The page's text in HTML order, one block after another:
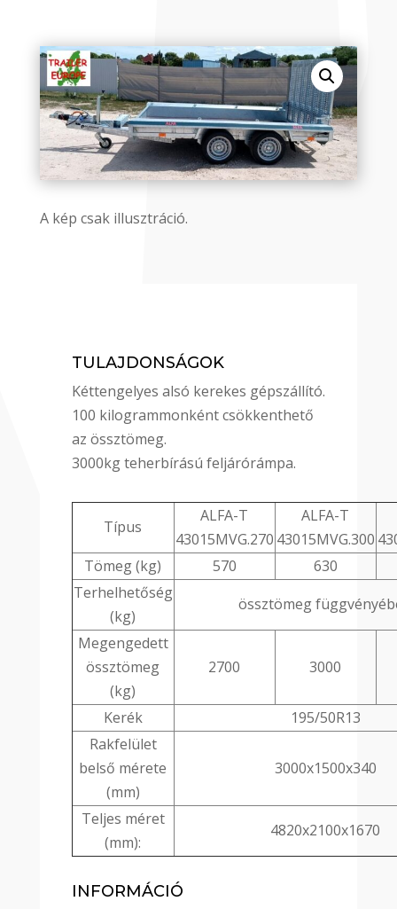
A kép csak illusztráció.
TULAJDONSÁGOK
Kéttengelyes alsó kerekes gépszállító.
100 kilogrammonként csökkenthető
az össztömeg.
3000kg teherbírású feljárórámpa.
Típus
ALFA-T
43015MVG.270
ALFA-T
43015MVG.300
Tömeg (kg)
570
630
Terhelhetőség
(kg)
össztömeg
Megengedett
össztömeg
(kg)
2700 3000
Kerék
195/50R13
Rakfelület
belső mérete
(mm)
3000x1500x340
Teljes méret
(mm):
4820x2100x1670
INFORMÁCIÓ